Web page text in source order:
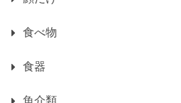
食べ物
食器
魚介類